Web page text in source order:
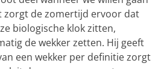
zorgt de zomertijd ervoor dat
biologische klok zitten,
de wekker zetten. Hij geeft
een wekker per definitie zorgt